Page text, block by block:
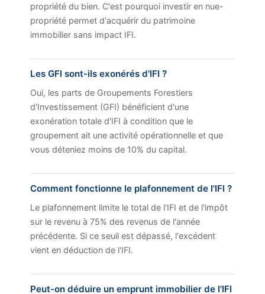
propriété du bien. C'est pourquoi investir en nue-
propriété permet d'acquérir du patrimoine
immobilier sans impact IFI.
Les GFI sont-ils exonérés d'IFI ?
Oui, les parts de Groupements Forestiers
d'Investissement (GFI) bénéficient d'une
exonération totale d'IFI à condition que le
groupement ait une activité opérationnelle et que
vous déteniez moins de 10% du capital.
Comment fonctionne le plafonnement de l'IFI ?
Le plafonnement limite le total de l'IFI et de l'impôt
sur le revenu à 75% des revenus de l'année
précédente. Si ce seuil est dépassé, l'excédent
vient en déduction de l'IFI.
Peut-on déduire un emprunt immobilier de l'IFI